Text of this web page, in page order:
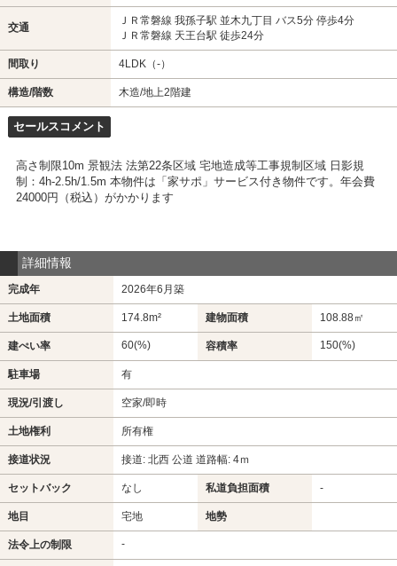
交通
ＪＲ常磐線 我孫子駅 並木九丁目 バス5分 停歩4分
ＪＲ常磐線 天王台駅 徒歩24分
間取り 4LDK（-）
構造/階数 木造/地上2階建
セールスコメント
高さ制限10m 景観法 法第22条区域 宅地造成等工事規制区域 日影規
制：4h-2.5h/1.5m 本物件は「家サポ」サービス付き物件です。年会費
24000円（税込）がかかります
詳細情報
完成年 2026年6月築
土地面積 174.8m² 建物面積 108.88㎡
建ぺい率 60(%) 容積率 150(%)
駐車場 有
現況/引渡し 空家/即時
土地権利 所有権
接道状況 接道: 北西 公道 道路幅: 4ｍ
セットバック なし 私道負担面積 -
地目 宅地 地勢
法令上の制限 -